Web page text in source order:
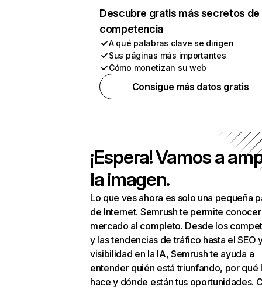
Descubre gratis más secretos de
competencia
A qué palabras clave se dirigen
Sus páginas más importantes
Cómo monetizan su web
Consigue más datos gratis
¡Espera! Vamos a
la imagen.
Lo que ves ahora es solo una pequeña
de Internet. Semrush te permite
mercado al completo. Desde los
y las tendencias de tráfico hasta el SEO
visibilidad en la IA, Semrush te ayuda a
entender quién está triunfando, por qué
hace y dónde están tus oportunidades.